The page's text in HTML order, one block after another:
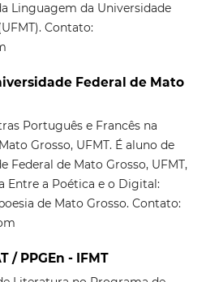
Linguagem da Universidade
Contato:
Federal de Mato
Português e Francês na
Grosso, UFMT. É aluno de
Federal de Mato Grosso, UFMT,
Entre a Poética e o Digital:
de Mato Grosso. Contato:
/ PPGEn - IFMT